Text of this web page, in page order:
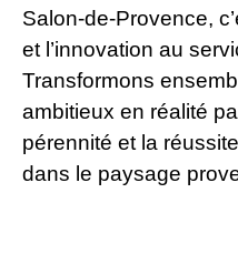
Salon-de-Provence,
et l’innovation au
Transformons
ambitieux en réalité
pérennité et la
dans le paysage